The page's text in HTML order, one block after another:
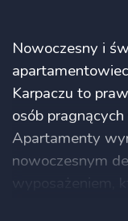
Nowoczesny i
Karpaczu to
osób
Apartamenty
nowoczesnym
wyposażeniem,